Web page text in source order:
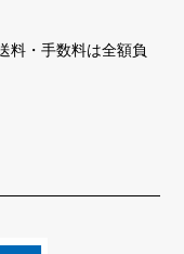
料・手数料は全額負